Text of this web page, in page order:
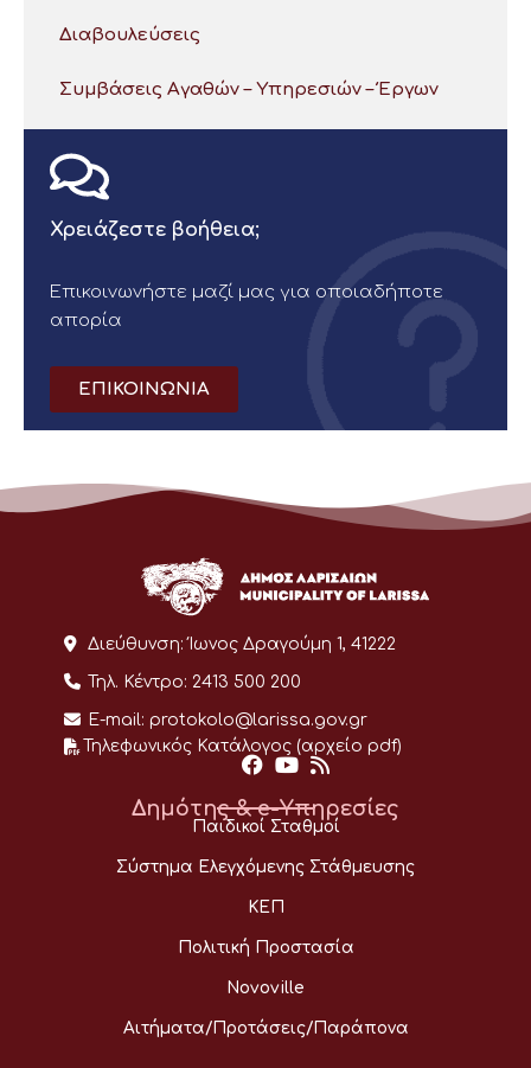
Διαβουλεύσεις
Συμβάσεις Αγαθών – Υπηρεσιών – Έργων
Χρειάζεστε βοήθεια;
Επικοινωνήστε μαζί μας για οποιαδήποτε
απορία
ΕΠΙΚΟΙΝΩΝΙΑ
Διεύθυνση: Ίωνος Δραγούμη 1, 41222
Τηλ. Κέντρο: 2413 500 200
E-mail: protokolo@larissa.gov.gr
Τηλεφωνικός Κατάλογος (αρχείο pdf)
Δημότης & e-Υπηρεσίες
Παιδικοί Σταθμοί
Σύστημα Ελεγχόμενης Στάθμευσης
ΚΕΠ
Πολιτική Προστασία
Novoville
Αιτήματα/Προτάσεις/Παράπονα